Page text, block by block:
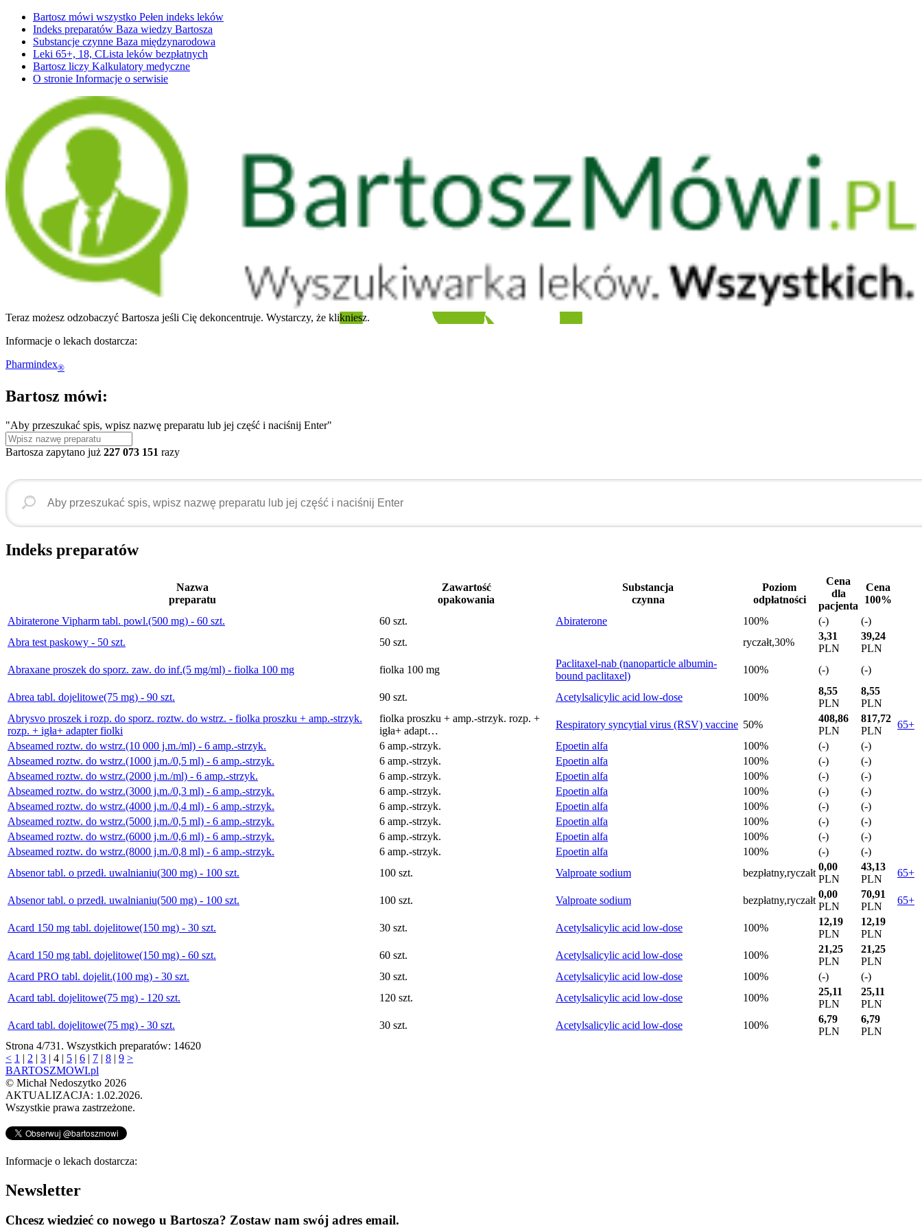
Bartosz mówi wszystko Pełen indeks leków
Indeks preparatów Baza wiedzy Bartosza
Substancje czynne Baza międzynarodowa
Leki 65+, 18, CLista leków bezpłatnych
Bartosz liczy Kalkulatory medyczne
O stronie Informacje o serwisie
Teraz możesz odzobaczyć Bartosza jeśli Cię dekoncentruje. Wystarczy, że klikniesz.
Informacje o lekach dostarcza:
Pharmindex®
Bartosz mówi:
"Aby przeszukać spis, wpisz nazwę preparatu lub jej część i naciśnij Enter"
Bartosza zapytano już 227 073 151 razy
Indeks preparatów
Nazwa
preparatu
Zawartość
opakowania
Substancja
czynna
Poziom
odpłatności
Cena
dla
pacjenta
Cena
100%
Abiraterone Vipharm tabl. powl.(500 mg) - 60 szt.
60 szt. Abiraterone 100% (-)
(-)
Abra test paskowy - 50 szt.
50 szt. ryczałt,30%
3,31
PLN
39,24
PLN
Abraxane proszek do sporz. zaw. do inf.(5 mg/ml) - fiolka 100 mg
fiolka 100 mg
Paclitaxel-nab (nanoparticle albumin-
bound paclitaxel)
100% (-) (-)
Abrea tabl. dojelitowe(75 mg) - 90 szt. 90 szt. Acetylsalicylic acid low-dose 100%
8,55
PLN
8,55
PLN
Abrysvo proszek i rozp. do sporz. roztw. do wstrz. - fiolka proszku + amp.-strzyk.
rozp. + igła+ adapter fiolki
fiolka proszku + amp.-strzyk. rozp. +
igła+ adapt…
Respiratory syncytial virus (RSV) vaccine 50%
408,86
PLN
817,72
PLN
65+
Abseamed roztw. do wstrz.(10 000 j.m./ml) - 6 amp.-strzyk.
6 amp.-strzyk. Epoetin alfa 100% (-)
(-)
Abseamed roztw. do wstrz.(1000 j.m./0,5 ml) - 6 amp.-strzyk.
6 amp.-strzyk. Epoetin alfa 100% (-)
(-)
Abseamed roztw. do wstrz.(2000 j.m./ml) - 6 amp.-strzyk.
6 amp.-strzyk. Epoetin alfa 100% (-)
(-)
Abseamed roztw. do wstrz.(3000 j.m./0,3 ml) - 6 amp.-strzyk.
6 amp.-strzyk. Epoetin alfa 100% (-)
(-)
Abseamed roztw. do wstrz.(4000 j.m./0,4 ml) - 6 amp.-strzyk.
6 amp.-strzyk. Epoetin alfa 100% (-)
(-)
Abseamed roztw. do wstrz.(5000 j.m./0,5 ml) - 6 amp.-strzyk.
6 amp.-strzyk. Epoetin alfa 100% (-)
(-)
Abseamed roztw. do wstrz.(6000 j.m./0,6 ml) - 6 amp.-strzyk.
6 amp.-strzyk. Epoetin alfa 100% (-)
(-)
Abseamed roztw. do wstrz.(8000 j.m./0,8 ml) - 6 amp.-strzyk.
6 amp.-strzyk. Epoetin alfa 100% (-)
(-)
Absenor tabl. o przedł. uwalnianiu(300 mg) - 100 szt.
100 szt. Valproate sodium bezpłatny,ryczałt
0,00
PLN
43,13
PLN
65+
Absenor tabl. o przedł. uwalnianiu(500 mg) - 100 szt. 100 szt. Valproate sodium bezpłatny,ryczałt
0,00
PLN
70,91
PLN
65+
Acard 150 mg tabl. dojelitowe(150 mg) - 30 szt. 30 szt. Acetylsalicylic acid low-dose 100%
12,19
PLN
12,19
PLN
Acard 150 mg tabl. dojelitowe(150 mg) - 60 szt.
60 szt. Acetylsalicylic acid low-dose 100%
21,25
PLN
21,25
PLN
Acard PRO tabl. dojelit.(100 mg) - 30 szt.
30 szt. Acetylsalicylic acid low-dose 100% (-)
(-)
Acard tabl. dojelitowe(75 mg) - 120 szt.
120 szt. Acetylsalicylic acid low-dose 100%
25,11
PLN
25,11
PLN
Acard tabl. dojelitowe(75 mg) - 30 szt.
30 szt. Acetylsalicylic acid low-dose 100%
6,79
PLN
6,79
PLN
Strona 4/731. Wszystkich preparatów: 14620
< 1 | 2 | 3 | 4 | 5 | 6 | 7 | 8 | 9 >
BARTOSZMOWI.pl
© Michał Nedoszytko 2026
AKTUALIZACJA: 1.02.2026.
Wszystkie prawa zastrzeżone.
Informacje o lekach dostarcza:
Newsletter
Chcesz wiedzieć co nowego u Bartosza? Zostaw nam swój adres email.